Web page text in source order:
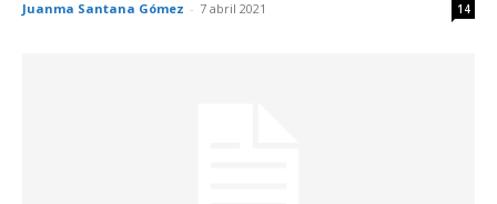
Juanma Santana Gómez - 7 abril 2021 14